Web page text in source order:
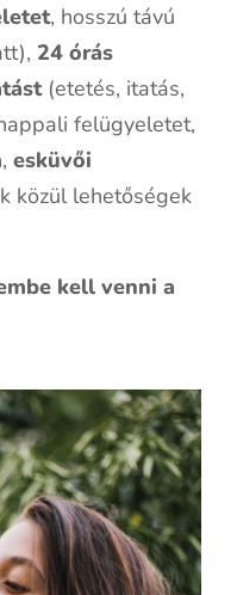
, hosszú távú
24 órás
(etetés, itatás,
felügyeletet,
, esküvői
közül lehetőségek
kell venni a